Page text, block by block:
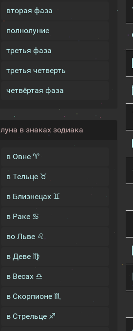
вторая фаза
полнолуние
третья фаза
третья четверть
четвёртая фаза
луна в знаках зодиака
в Овне ♈
в Тельце ♉
в Близнецах ♊
в Раке ♋
во Льве ♌
в Деве ♍
в Весах ♎
в Скорпионе ♏
в Стрельце ♐